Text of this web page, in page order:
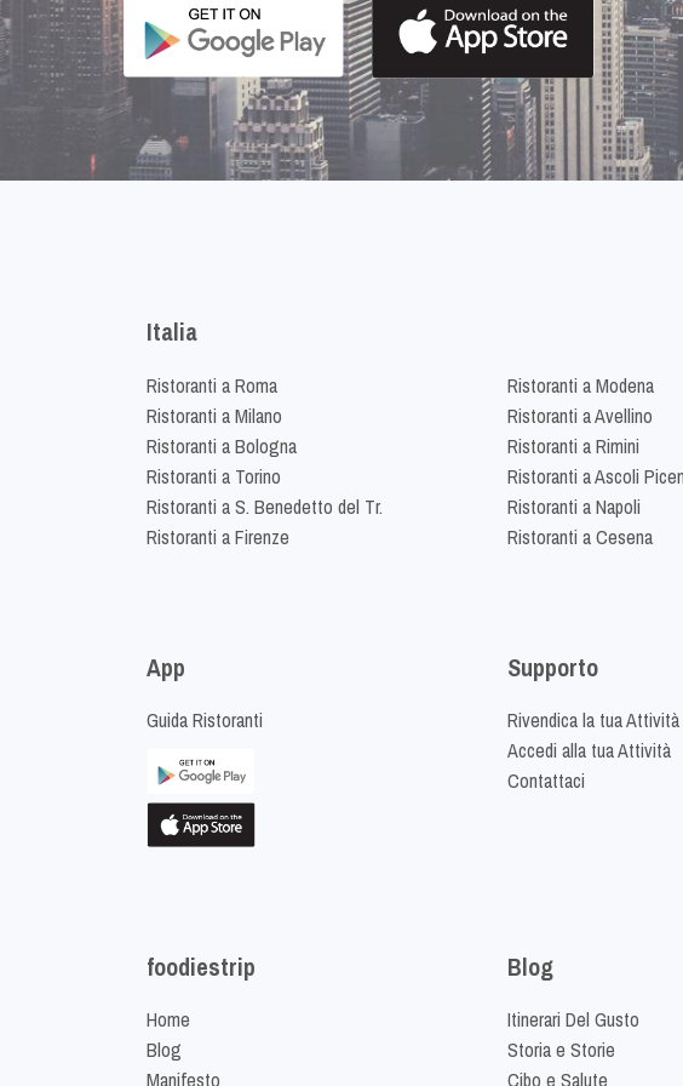
Italia
Ristoranti a Roma
Ristoranti a Milano
Ristoranti a Bologna
Ristoranti a Torino
Ristoranti a S. Benedetto del Tr.
Ristoranti a Firenze
Ristoranti a Modena
Ristoranti a Avellino
Ristoranti a Rimini
Ristoranti a Ascoli
Ristoranti a Napoli
Ristoranti a Cesena
App
Guida Ristoranti
Supporto
Rivendica la tua Attività
Accedi alla tua Attività
Contattaci
foodiestrip
Home
Blog
Manifesto
Blog
Itinerari Del Gusto
Storia e Storie
Cibo e Salute